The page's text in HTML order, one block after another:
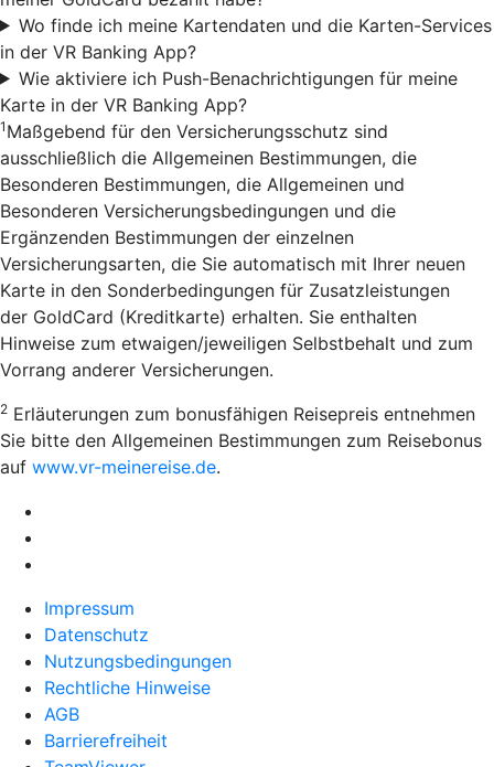
Wo finde ich meine Kartendaten und die Karten-Services
in der VR Banking App?
Wie aktiviere ich Push-Benachrichtigungen für meine
Karte in der VR Banking App?
1 Maßgebend für den Versicherungsschutz sind
ausschließlich die Allgemeinen Bestimmungen, die
Besonderen Bestimmungen, die Allgemeinen und
Besonderen Versicherungsbedingungen und die
Ergänzenden Bestimmungen der einzelnen
Versicherungsarten, die Sie automatisch mit Ihrer neuen
Karte in den Sonderbedingungen für Zusatzleistungen
der GoldCard (Kreditkarte) erhalten. Sie enthalten
Hinweise zum etwaigen/jeweiligen Selbstbehalt und zum
Vorrang anderer Versicherungen.
2 Erläuterungen zum bonusfähigen Reisepreis entnehmen
Sie bitte den Allgemeinen Bestimmungen zum Reisebonus
auf www.vr-meinereise.de.
Impressum
Datenschutz
Nutzungsbedingungen
Rechtliche Hinweise
AGB
Barrierefreiheit